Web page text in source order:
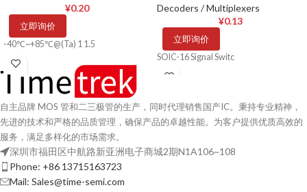
¥0.20
立即询价
-40℃~+85℃@(Ta) 1 1.5
Decoders / Multiplexers
¥0.13
立即询价
SOIC-16 Signal Switc
自主品牌 MOS 管和二三极管的生产，同时代理销售国产IC。秉持专业精神，
先进的技术和严格的品质管理，确保产品的卓越性能。为客户提供优质高效的
服务，满足多样化的市场需求。
深圳市福田区中航路新亚洲电子商城2期N1A106~108
Phone: +86 13715163723
Mail: Sales@time-semi.com